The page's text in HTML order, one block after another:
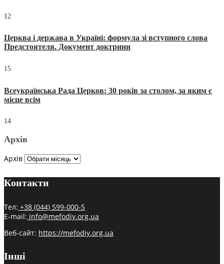
12
Церква і держава в Україні: формула зі вступного слова
Предстоятеля. Документ доктрини
15
Всеукраїнська Рада Церков: 30 років за столом, за яким є
місце всім
14
Архів
Архів
Контакти
Тел: +38 (044) 599-000-5
E-mail: info@mefodiy.org.ua
Веб-сайт: https://mefodiy.org.ua
Інші